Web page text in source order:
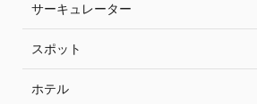
サーキュレーター
スポット
ホテル